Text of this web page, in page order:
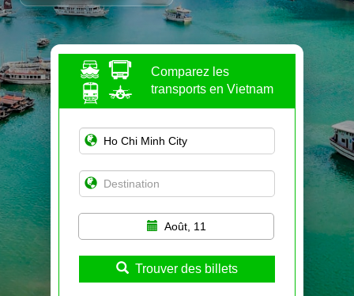
Comparez les
transports en Vietnam
Août, 11
Trouver des billets